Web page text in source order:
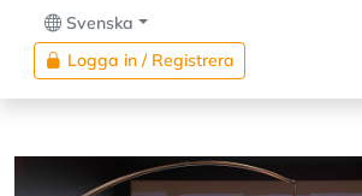
Svenska
Logga in / Registrera